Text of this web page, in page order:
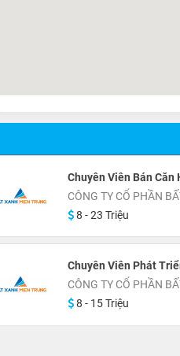
Chuyên Viên Bán Căn
CÔNG TY CỔ PHẦN
8 - 23 Triệu
Chuyên Viên Phát
CÔNG TY CỔ PHẦN
8 - 15 Triệu